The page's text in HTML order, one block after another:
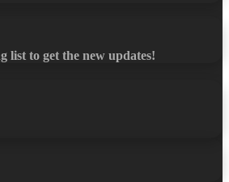
list to get the new updates!